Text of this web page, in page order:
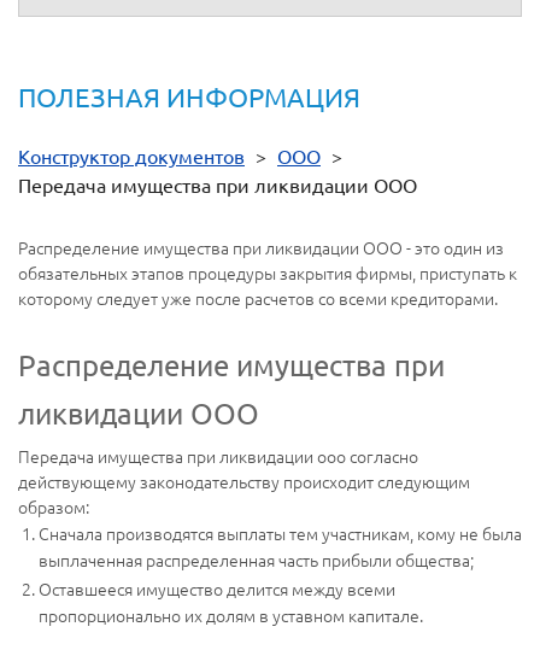
ПОЛЕЗНАЯ ИНФОРМАЦИЯ
Конструктор документов > ООО >
Передача имущества при ликвидации ООО
Распределение имущества при ликвидации ООО - это один из
обязательных этапов процедуры закрытия фирмы, приступать к
которому следует уже после расчетов со всеми кредиторами.
Распределение имущества при
ликвидации ООО
Передача имущества при ликвидации ооо согласно
действующему законодательству происходит следующим
образом:
Сначала производятся выплаты тем участникам, кому не была
выплаченная распределенная часть прибыли общества;
Оставшееся имущество делится между всеми
пропорционально их долям в уставном капитале.